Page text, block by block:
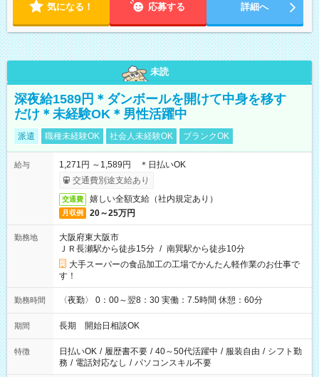
気になる！ 応募する 詳細へ
未読
深夜給1589円＊ダンボールを開けて中身を移す
だけ＊未経験OK＊男性活躍中
派遣 職種未経験OK 社会人未経験OK ブランクOK
給与
1,271円 ～1,589円 ＊日払いOK
交通費別途支給あり
交通費 嬉しい全額支給（社内規定あり）
月収例 20～25万円
勤務地
大阪府東大阪市
ＪＲ長瀬駅から徒歩15分 / 南巽駅から徒歩10分
大手スーパーの食品加工の工場でかんたん軽作業のお仕事で
す！
勤務時間 〈夜勤〉 0：00～翌8：30 実働：7.5時間 休憩：60分
期間 長期 開始日相談OK
特徴 日払いOK / 履歴書不要 / 40～50代活躍中 / 服装自由 / シフト勤
務 / 電話対応なし / パソコンスキル不要